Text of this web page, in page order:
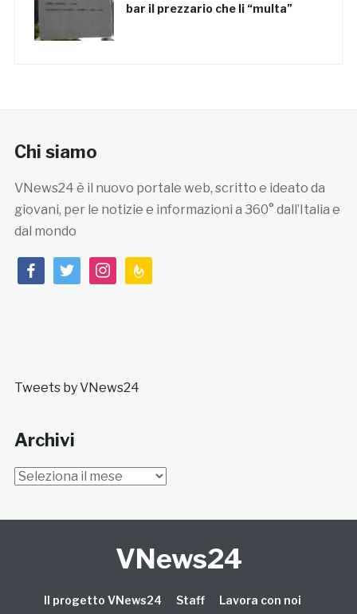
bar il prezzario che li “multa”
Chi siamo
VNews24 è il nuovo portale web, scritto e ideato da
giovani, per le notizie e informazioni a 360° dall’Italia e
dal mondo
facebooktwitterinstagramfeedburner
Tweets by VNews24
Archivi
Archivi
VNews24
Il progetto VNews24 Staff Lavora con noi